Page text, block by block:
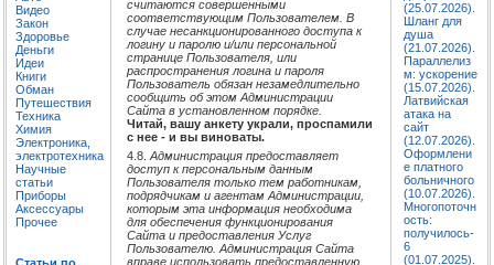
Видео
Закон
Здоровье
Деньги
Идеи
Книги
Обман
Путешествия
Техника
Химия
Электроника,
электротехника
Научные
статьи
Приборы
Аксессуары
Прочее
считаются совершенными
соответствующим Пользователем. В
случае несанкционированного доступа к
логину и паролю и/или персональной
странице Пользователя, или
распространения логина и пароля
Пользователь обязан незамедлительно
сообщить об этом Администрации
Сайта в установленном порядке.
Читай, вашу анкету украли, проспамили
с нее - и вы виноваты.
4.8. Администрация предоставляет
доступ к персональным данным
Пользователя только тем работникам,
подрядчикам и агентам Администрации,
которым эта информация необходима
для обеспечения функционирования
Сайта и предоставления Услуг
Пользователю. Администрация Сайта
вправе использовать предоставленную
(25.07.2026).
Шланг для
душа
(21.07.2026).
Параллелиз
м: ускорение
(15.07.2026).
Латвийская
атака на
сайт
(12.07.2026).
Оформлени
е платного
больничного
(10.07.2026).
Многопоточн
ость:
получилось-
6
(01.07.2025).